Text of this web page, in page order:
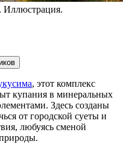
Иллюстрация.
, этот комплекс
купания в минеральных
Здесь созданы
от городской суеты и
любуясь сменой